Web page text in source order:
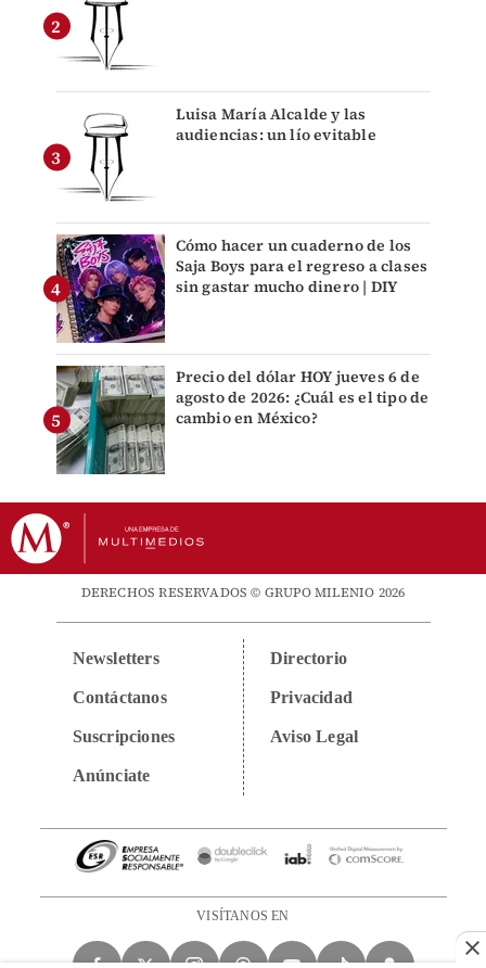
Luisa María Alcalde y las
audiencias: un lío evitable
Cómo hacer un cuaderno de los
Saja Boys para el regreso a clases
sin gastar mucho dinero | DIY
Precio del dólar HOY jueves 6 de
agosto de 2026: ¿Cuál es el tipo de
cambio en México?
DERECHOS RESERVADOS © GRUPO MILENIO 2026
Newsletters
Contáctanos
Suscripciones
Anúnciate
Directorio
Privacidad
Aviso Legal
VISÍTANOS EN